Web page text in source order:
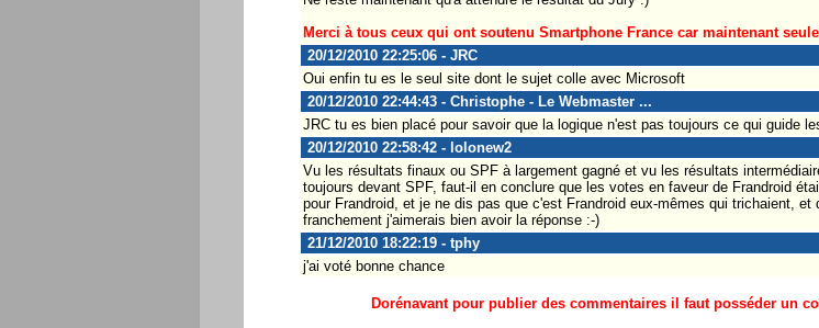
Merci à tous ceux qui ont soutenu Smartphone France car maintenant
20/12/2010 22:25:06 - JRC
Oui enfin tu es le seul site dont le sujet colle avec Microsoft
20/12/2010 22:44:43 - Christophe - Le Webmaster ...
JRC tu es bien placé pour savoir que la logique n'est pas toujours ce qui guide
20/12/2010 22:58:42 - lolonew2
Vu les résultats finaux ou SPF à largement gagné et vu les résultats
toujours devant SPF, faut-il en conclure que les votes en faveur de Frandroid
pour Frandroid, et je ne dis pas que c'est Frandroid eux-mêmes qui trichaient,
franchement j'aimerais bien avoir la réponse :-)
21/12/2010 18:22:19 - tphy
j'ai voté bonne chance
Dorénavant pour publier des commentaires il faut posséder un